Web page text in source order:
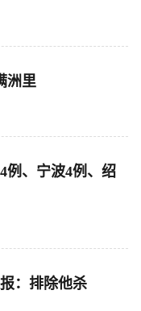
洲里
例、宁波4例、绍
：排除他杀